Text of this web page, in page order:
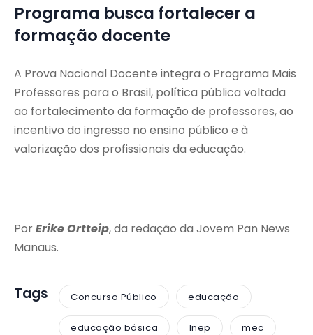
Programa busca fortalecer a
formação docente
A Prova Nacional Docente integra o Programa Mais
Professores para o Brasil, política pública voltada
ao fortalecimento da formação de professores, ao
incentivo do ingresso no ensino público e à
valorização dos profissionais da educação.
PorErike Ortteip, da redação da Jovem Pan News
Manaus.
Tags Concurso Público educação
educação básica Inep mec